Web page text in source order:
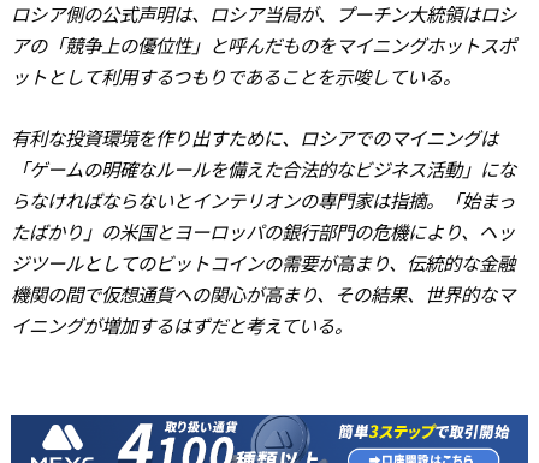
ロシア側の公式声明は、ロシア当局が、プーチン大統領はロシ
アの「競争上の優位性」と呼んだものをマイニングホットスポ
ットとして利用するつもりであることを示唆している。
有利な投資環境を作り出すために、ロシアでのマイニングは
「ゲームの明確なルールを備えた合法的なビジネス活動」にな
らなければならないとインテリオンの専門家は指摘。「始まっ
たばかり」の米国とヨーロッパの銀行部門の危機により、ヘッ
ジツールとしてのビットコインの需要が高まり、伝統的な金融
機関の間で仮想通貨への関心が高まり、その結果、世界的なマ
イニングが増加するはずだと考えている。